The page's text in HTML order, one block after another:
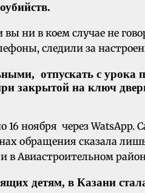
ни в коем случае не
следили за
отпускать с урока
закрытой на ключ
ноября через WatsApp.
обращения сказала
Авиастроительном
детям, в Казани